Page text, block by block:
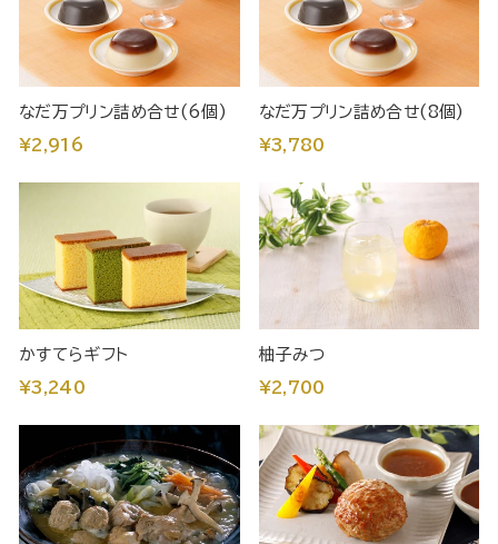
なだ万プリン詰め合せ(6個)
¥2,916
なだ万プリン詰め合せ(8個)
¥3,780
かすてらギフト
¥3,240
柚子みつ
¥2,700